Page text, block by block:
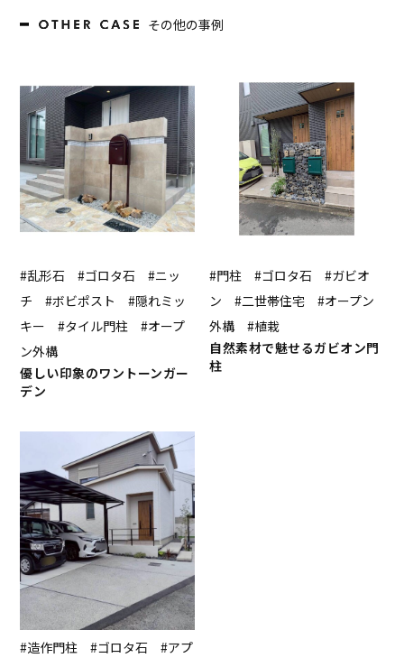
その他の事例
#乱形石 #ゴロタ石 #ニッ
チ #ボビポスト #隠れミッ
キー #タイル門柱 #オープ
ン外構
優しい印象のワントーンガー
デン
#門柱 #ゴロタ石 #ガビオ
ン #二世帯住宅 #オープン
外構 #植栽
自然素材で魅せるガビオン門
柱
#造作門柱 #ゴロタ石 #アプ